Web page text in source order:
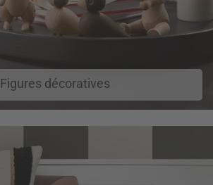
Figures décoratives